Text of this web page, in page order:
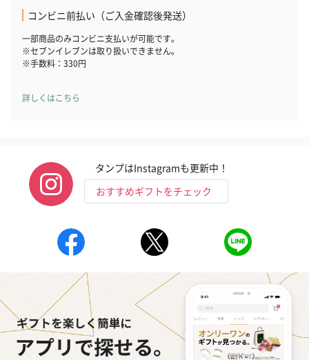
コンビニ前払い（ご入金確認後発送）
一部商品のみコンビニ支払いが可能です。
※セブンイレブンは取り扱いできません。
※手数料：330円
詳しくはこちら
タンプはInstagramも更新中！
おすすめギフトをチェック